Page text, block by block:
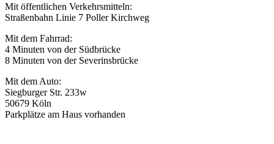
Mit öffentlichen Verkehrsmitteln:
Straßenbahn Linie 7 Poller Kirchweg
Mit dem Fahrrad:
4 Minuten von der Südbrücke
8 Minuten von der Severinsbrücke
Mit dem Auto:
Siegburger Str. 233w
50679 Köln
Parkplätze am Haus vorhanden